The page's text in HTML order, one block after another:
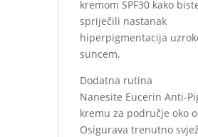
kremom SPF30 kako
spriječili nastanak
hiperpigmentacija
suncem.
Dodatna rutina
Nanesite Eucerin Anti-
kremu za područje oko
Osigurava trenutno